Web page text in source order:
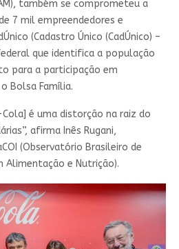
também se comprometeu a
7 mil empreendedores e
(Cadastro Único (CadÚnico) –
que identifica a população
para a participação em
Bolsa Família.
é uma distorção na raiz do
afirma Inês Rugani,
(Observatório Brasileiro de
Alimentação e Nutrição).